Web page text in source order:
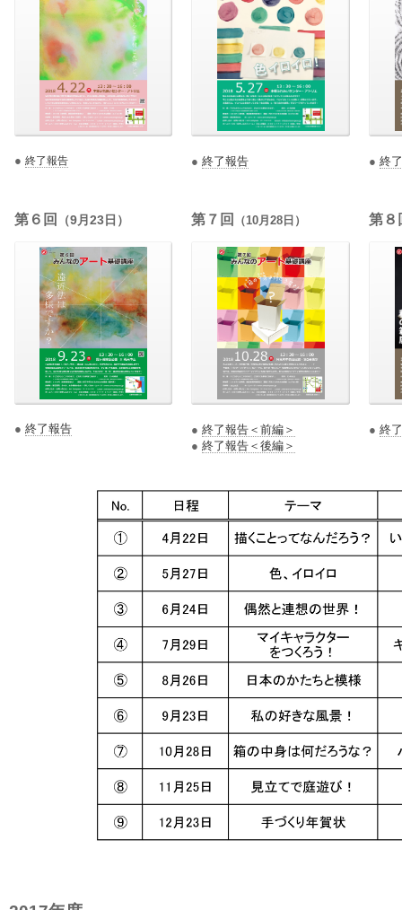
● 終了報告 ● 終了報告 ● 終
第６回 （9月23日）
● 終了報告
第７回 （10月28日）
● 終了報告＜前編＞
● 終了報告＜後編＞
第８
● 終